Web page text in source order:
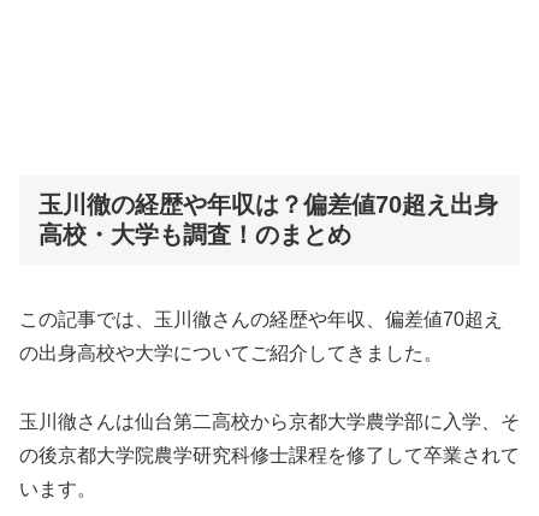
玉川徹の経歴や年収は？偏差値70超え出身
高校・大学も調査！のまとめ
この記事では、玉川徹さんの経歴や年収、偏差値70超え
の出身高校や大学についてご紹介してきました。
玉川徹さんは仙台第二高校から京都大学農学部に入学、そ
の後京都大学院農学研究科修士課程を修了して卒業されて
います。